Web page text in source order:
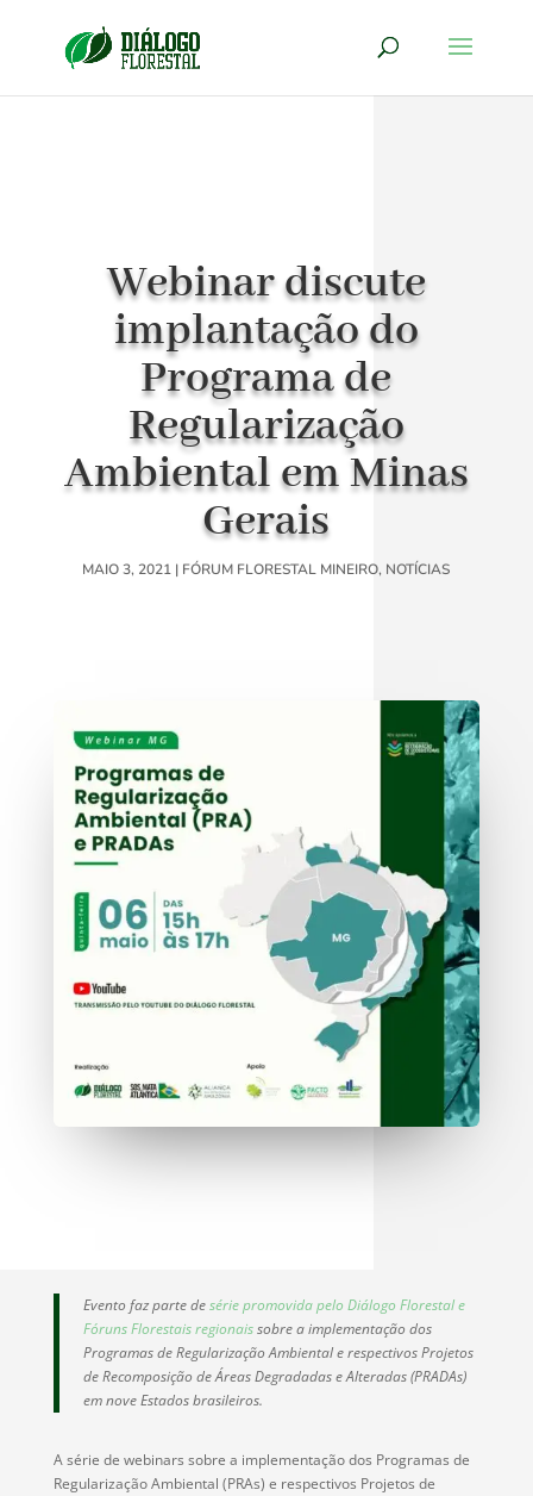
Webinar discute
implantação do
Programa de
Regularização
Ambiental em Minas
Gerais
MAIO 3, 2021 | FÓRUM FLORESTAL MINEIRO, NOTÍCIAS
Evento faz parte desérie promovida pelo Diálogo Florestal e
Fóruns Florestais regionaissobre a implementação dos
Programas de Regularização Ambiental e respectivos Projetos
de Recomposição de Áreas Degradadas e Alteradas (PRADAs)
em nove Estados brasileiros.
A série de webinars sobre a implementação dos Programas de
Regularização Ambiental (PRAs) e respectivos Projetos de